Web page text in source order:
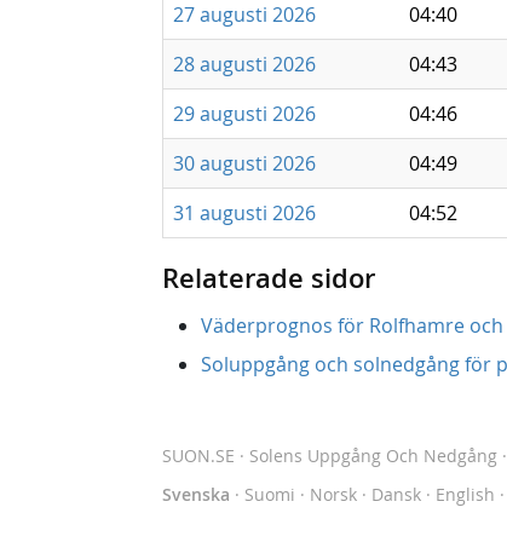
27 augusti 2026
04:40
28 augusti 2026
04:43
29 augusti 2026
04:46
30 augusti 2026
04:49
31 augusti 2026
04:52
Relaterade sidor
Väderprognos för Rolfhamre och
Soluppgång och solnedgång för
SUON.SE · Solens Uppgång Och Nedgång ·
Svenska · Suomi · Norsk · Dansk · English ·